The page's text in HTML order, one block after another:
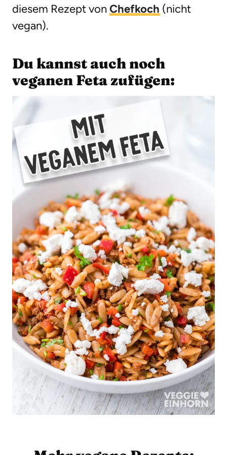
diesem Rezept von Chefkoch (nicht
vegan).
Du kannst auch noch
veganen Feta zufügen: